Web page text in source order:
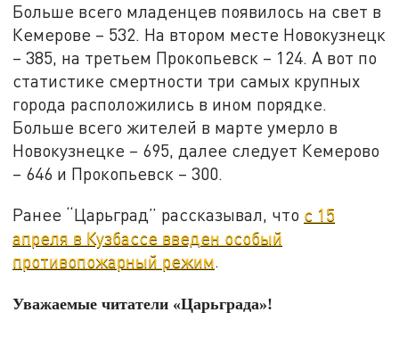
Больше всего младенцев появилось на свет в
Кемерове – 532. На втором месте Новокузнецк
– 385, на третьем Прокопьевск – 124. А вот по
статистике смертности три самых крупных
города расположились в ином порядке.
Больше всего жителей в марте умерло в
Новокузнецке – 695, далее следует Кемерово
– 646 и Прокопьевск – 300.
Ранее “Царьград” рассказывал, что с 15
апреля в Кузбассе введен особый
противопожарный режим.
Уважаемые читатели «Царьграда»!